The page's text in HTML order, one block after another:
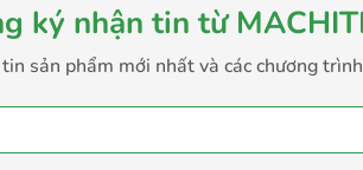
ký nhận tin từ
sản phẩm mới nhất và các chương